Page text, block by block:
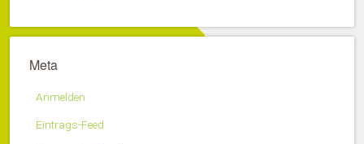
Meta
Anmelden
Eintrags-Feed